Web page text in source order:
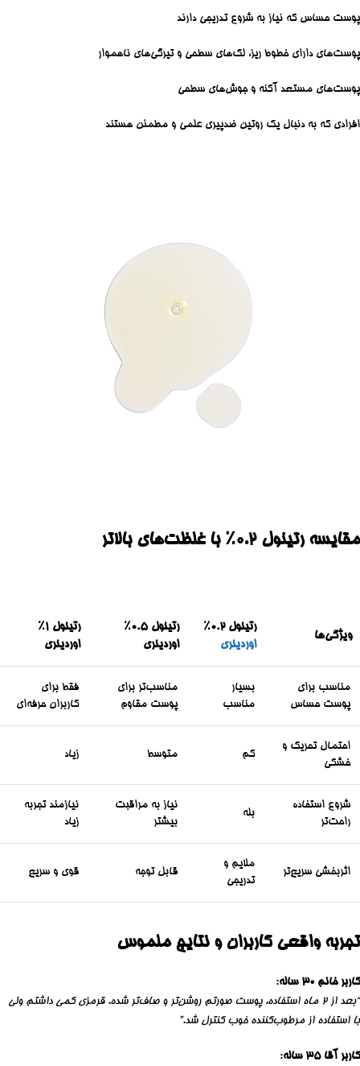
پوست حساس که نیاز به شروع تدریجی دارند
پوست‌های دارای خطوط ریز، لک‌های سطحی و تیرگی‌های ناهموار
پوست‌های مستعد آکنه و جوش‌های سطحی
افرادی که به دنبال یک روتین ضدپیری علمی و مطمئن هستند
مقایسه رتینول ۰.۲٪ با غلظت‌های بالاتر
ویژگی‌ها
رتینول ۰.۲٪
اوردینری
رتینول ۰.۵٪
اوردینری
رتینول ۱٪
اوردینری
مناسب برای
پوست حساس
بسیار
مناسب
مناسب‌تر برای
پوست مقاوم
فقط برای
کاربران حرفه‌ای
احتمال تحریک و
خشکی
کم متوسط زیاد
شروع استفاده
راحت‌تر
بله
نیاز به مراقبت
بیشتر
نیازمند تجربه
زیاد
اثربخشی سریع‌تر
ملایم و
تدریجی
قابل توجه قوی و سریع
تجربه واقعی کاربران و نتایج ملموس
کاربر خانم ۳۰ ساله
:
“بعد از ۲ ماه استفاده، پوست صورتم روشن‌تر و صاف‌تر شده. قرمزی کمی داشتم ولی
با استفاده از مرطوب‌کننده خوب کنترل شد.”
کاربر آقا ۳۵ ساله :